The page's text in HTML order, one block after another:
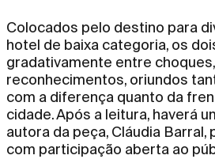
Colocados pelo destino para
hotel de baixa categoria, os
gradativamente entre
reconhecimentos, oriundos
com a diferença quanto da
cidade. Após a leitura, haverá
autora da peça, Cláudia Barral,
com participação aberta ao